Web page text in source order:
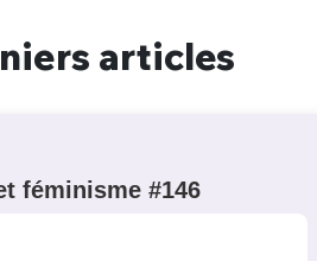
articles
féminisme #146
Thread